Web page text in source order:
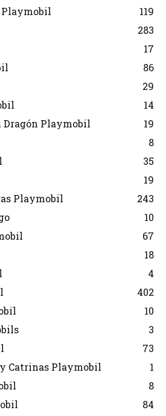
Playmobil
119
283
17
86
29
14
Dragón Playmobil
19
8
35
19
Playmobil
243
10
67
18
4
402
10
3
73
Catrinas Playmobil
1
8
84